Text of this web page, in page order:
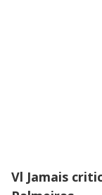
Vl Jamais